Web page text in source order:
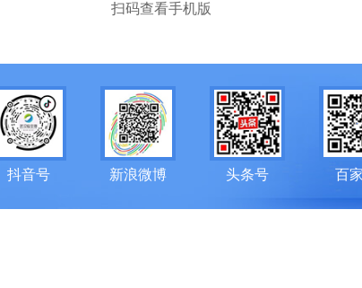
扫码查看手机版
抖音号 新浪微博 头条号 百